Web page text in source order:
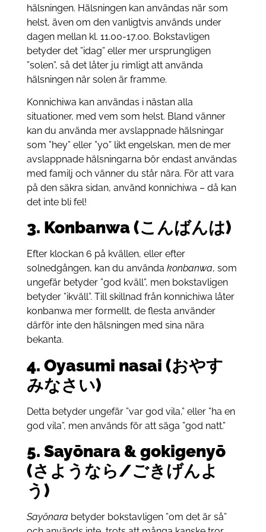
hälsningen. Hälsningen kan användas när som
helst, även om den vanligtvis används under
dagen mellan kl. 11.00-17.00. Bokstavligen
betyder det ”idag” eller mer ursprungligen
”solen”, så det låter ju rimligt att använda
hälsningen när solen är framme.
Konnichiwa kan användas i nästan alla
situationer, med vem som helst. Bland vänner
kan du använda mer avslappnade hälsningar
som ”hey” eller ”yo” likt engelskan, men de mer
avslappnade hälsningarna bör endast användas
med familj och vänner du står nära. För att vara
på den säkra sidan, använd konnichiwa – då kan
det inte bli fel!
3. Konbanwa (こんばんは)
Efter klockan 6 på kvällen, eller efter
solnedgången, kan du använda konbanwa, som
ungefär betyder ”god kväll”, men bokstavligen
betyder ”ikväll”. Till skillnad från konnichiwa låter
konbanwa mer formellt, de flesta använder
därför inte den hälsningen med sina nära
bekanta.
4. Oyasumi nasai (おやす
みなさい)
Detta betyder ungefär ”var god vila,” eller ”ha en
god vila”, men används för att säga ”god natt.”
5. Sayōnara & gokigenyō
(さようなら/ごきげんよ
う)
Sayōnara betyder bokstavligen ”om det är så”